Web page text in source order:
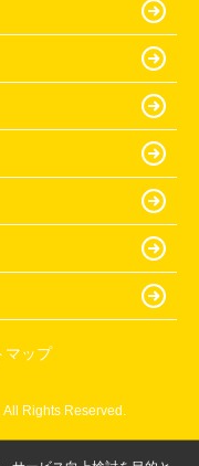
マップ
Rights Reserved.